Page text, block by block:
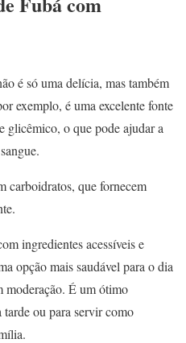
é só uma delícia, mas também
exemplo, é uma excelente fonte
glicêmico, o que pode ajudar a
carboidratos, que fornecem
ingredientes acessíveis e
opção mais saudável para o dia
moderação. É um ótimo
tarde ou para servir como